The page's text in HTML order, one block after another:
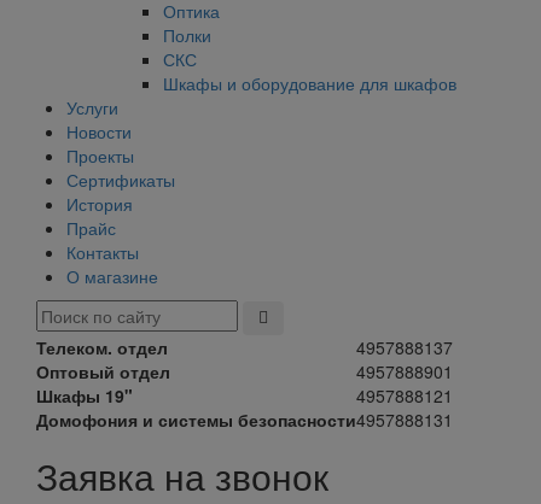
Оптика
Полки
СКС
Шкафы и оборудование для шкафов
Услуги
Новости
Проекты
Сертификаты
История
Прайс
Контакты
О магазине
Телеком. отдел
4957888137
Оптовый отдел
4957888901
Шкафы 19"
4957888121
Домофония и системы безопасности4957888131
Заявка на звонок